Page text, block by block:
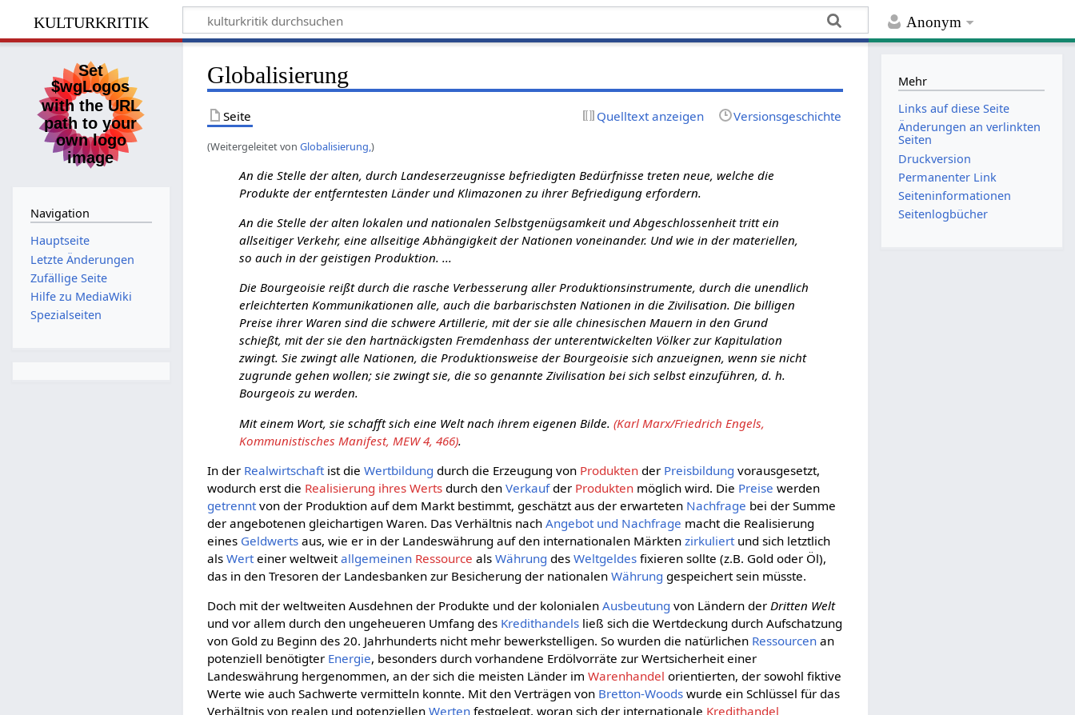
Anonym
kulturkritik
Globalisierung
Seite Quelltext anzeigen Versionsgeschichte
(Weitergeleitet vonGlobalisierung,)
An die Stelle der alten, durch Landeserzeugnisse befriedigten Bedürfnisse treten neue, welche die
Produkte der entferntesten Länder und Klimazonen zu ihrer Befriedi­gung erfordern.
An die Stelle der alten lokalen und nationalen Selbstgenügsamkeit und Abgeschlossenheit tritt ein
allseitiger Verkehr, eine allseitige Abhängigkeit der Nationen voneinander. Und wie in der materiellen,
so auch in der geistigen Produktion. ...
Die Bourgeoisie reißt durch die rasche Verbesserung aller Produktionsinstrumente, durch die unendlich
erleichterten Kommunikationen alle, auch die barbarischsten Nationen in die Zivilisation. Die billigen
Preise ihrer Waren sind die schwere Artillerie, mit der sie alle chinesischen Mauern in den Grund
schießt, mit der sie den hartnäckigsten Fremdenhass der unterentwickelten Völker zur Kapitulation
zwingt. Sie zwingt alle Nationen, die Produktionsweise der Bourgeoisie sich anzueignen, wenn sie nicht
zugrunde gehen wollen; sie zwingt sie, die so genannte Zivilisation bei sich selbst einzuführen, d. h.
Bourgeois zu werden.
Mit einem Wort, sie schafft sich eine Welt nach ihrem eigenen Bilde.(Karl Marx/Friedrich Engels,
Kommunistisches Manifest, MEW 4, 466).
In der Realwirtschaft ist dieWertbildung durch die Erzeugung von Produkten der Preisbildung vorausgesetzt,
wodurch erst die Realisierung ihres Werts durch denVerkaufder Produkten möglich wird. Die Preise werden
getrennt von der Produktion auf dem Markt bestimmt, geschätzt aus der erwarteten Nachfrage bei der Summe
der angebotenen gleichartigen Waren. Das Verhältnis nachAngebot und Nachfrage macht die Realisierung
eines Geldwerts aus, wie er in der Landeswährung auf den internationalen Märktenzirkuliert und sich letztlich
alsWert einer weltweitallgemeinen Ressource alsWährung desWeltgeldes fixieren sollte (z.B. Gold oder Öl),
das in den Tresoren der Landesbanken zur Besicherung der nationalenWährung gespeichert sein müsste.
Doch mit der weltweiten Ausdehnen der Produkte und der kolonialenAusbeutung von Ländern der Dritten Welt
und vor allem durch den ungeheueren Umfang des Kredithandels ließ sich die Wertdeckung durch Aufschatzung
von Gold zu Beginn des 20. Jahrhunderts nicht mehr bewerkstelligen. So wurden die natürlichen Ressourcen an
potenziell benötigter Energie, besonders durch vorhandene Erdölvorräte zur Wertsicherheit einer
Landeswährung hergenommen, an der sich die meisten Länder imWarenhandel orientierten, der sowohl fiktive
Werte wie auch Sachwerte vermitteln konnte. Mit den Verträgen von Bretton-Woods wurde ein Schlüssel für das
Verhältnis von realen und potenziellenWerten festgelegt, woran sich der internationale Kredithandel
Navigation
Hauptseite
Letzte Änderungen
Zufällige Seite
Hilfe zu MediaWiki
Spezialseiten
Mehr
Links auf diese Seite
Änderungen an verlinkten
Seiten
Druckversion
Permanenter Link
Seiten­­informationen
Seitenlogbücher